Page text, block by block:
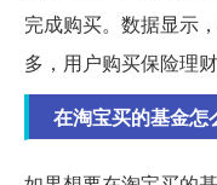
完成购买。数据显示
多，用户购买保险理
在淘宝买的基金怎